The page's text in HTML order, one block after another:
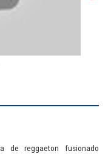
de reggaeton fusionado